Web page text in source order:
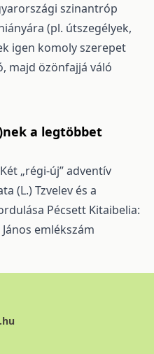
szinantróp
(pl. útszegélyek,
igen komoly szerepet
majd özönfajjá váló
a legtöbbet
Két „régi-új” adventív
(L.) Tzvelev és a
Pécsett Kitaibelia:
emlékszám